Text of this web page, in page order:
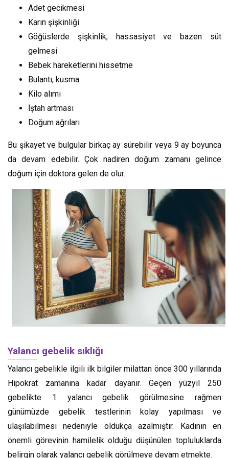
Adet gecikmesi
Karın şişkinliği
Göğüslerde şişkinlik, hassasiyet ve bazen süt
gelmesi
Bebek hareketlerini hissetme
Bulantı, kusma
Kilo alımı
İştah artması
Doğum ağrıları
Bu şikayet ve bulgular birkaç ay sürebilir veya 9 ay boyunca
da devam edebilir. Çok nadiren doğum zamanı gelince
doğum için doktora gelen de olur.
Yalancı gebelik sıklığı
Yalancı gebelikle ilgili ilk bilgiler milattan önce 300 yıllarında
Hipokrat zamanına kadar dayanır. Geçen yüzyıl 250
gebelikte 1 yalancı gebelik görülmesine rağmen
günümüzde gebelik testlerinin kolay yapılması ve
ulaşılabilmesi nedeniyle oldukça azalmıştır. Kadının en
önemli görevinin hamilelik olduğu düşünülen topluluklarda
belirgin olarak yalancı gebelik görülmeye devam etmekte.